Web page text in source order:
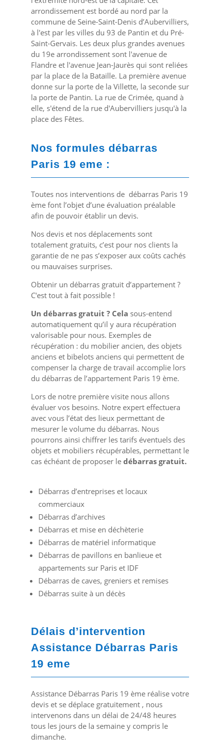
arrondissement est bordé au nord par la
commune de Seine-Saint-Denis d’Aubervilliers,
à l'est par les villes du 93 de Pantin et du Pré-
Saint-Gervais. Les deux plus grandes avenues
du 19earrondissement sont l'avenue de
Flandre et l'avenue Jean-Jaurès qui sont reliées
par la place de la Bataille. La première avenue
donne sur la porte de la Villette, la seconde sur
la porte de Pantin. La rue de Crimée, quand à
elle, s'étend de la rue d'Aubervilliers jusqu'à la
place des Fêtes.
Nos formules débarras
Paris 19 eme :
Toutes nos interventions de débarras Paris 19
ème font l’objet d’une évaluation préalable
afin de pouvoir établir un devis.
Nos devis et nos déplacements sont
totalement gratuits, c’est pour nos clients la
garantie de ne pas s’exposer aux coûts cachés
ou mauvaises surprises.
Obtenir un débarras gratuit d’appartement ?
C'est tout à fait possible !
Un débarras gratuit ? Cela sous-entend
automatiquement qu’il y aura récupération
valorisable pour nous. Exemples de
récupération : du mobilier ancien, des objets
anciens et bibelots anciens qui permettent de
compenser la charge de travail accomplie lors
du débarras de l’appartement Paris 19 ème.
Lors de notre première visite nous allons
évaluer vos besoins. Notre expert effectuera
avec vous l’état des lieux permettant de
mesurer le volume du débarras. Nous
pourrons ainsi chiffrer les tarifs éventuels des
objets et mobiliers récupérables, permettant le
cas échéant de proposer le débarras gratuit.
Débarras d’entreprises et locaux
commerciaux
Débarras d’archives
Débarras et mise en déchèterie
Débarras de matériel informatique
Débarras de pavillons en banlieue et
appartements sur Paris et IDF
Débarras de caves, greniers et remises
Débarras suite à un décès
Délais d’intervention
Assistance Débarras Paris
19 eme
Assistance Débarras Paris 19 ème réalise votre
devis et se déplace gratuitement , nous
intervenons dans un délai de 24/48 heures
tous les jours de la semaine y compris le
dimanche.